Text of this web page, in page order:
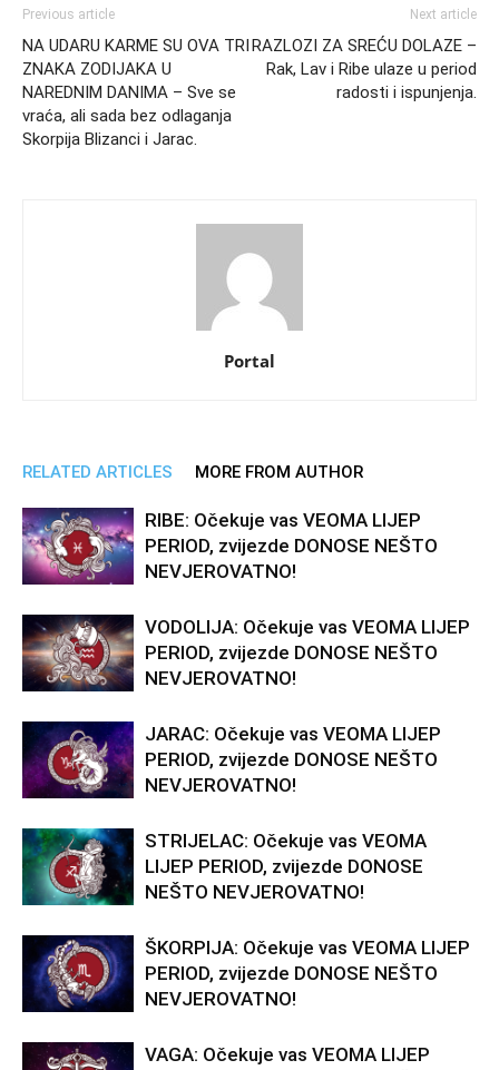
Previous article
NA UDARU KARME SU OVA TRI
ZNAKA ZODIJAKA U
NAREDNIM DANIMA – Sve se
vraća, ali sada bez odlaganja
Skorpija Blizanci i Jarac.
Next article
RAZLOZI ZA SREĆU DOLAZE –
Rak, Lav i Ribe ulaze u period
radosti i ispunjenja.
Portal
RELATED ARTICLES MORE FROM AUTHOR
RIBE: Očekuje vas VEOMA LIJEP
PERIOD, zvijezde DONOSE NEŠTO
NEVJEROVATNO!
VODOLIJA: Očekuje vas VEOMA LIJEP
PERIOD, zvijezde DONOSE NEŠTO
NEVJEROVATNO!
JARAC: Očekuje vas VEOMA LIJEP
PERIOD, zvijezde DONOSE NEŠTO
NEVJEROVATNO!
STRIJELAC: Očekuje vas VEOMA
LIJEP PERIOD, zvijezde DONOSE
NEŠTO NEVJEROVATNO!
ŠKORPIJA: Očekuje vas VEOMA LIJEP
PERIOD, zvijezde DONOSE NEŠTO
NEVJEROVATNO!
VAGA: Očekuje vas VEOMA LIJEP